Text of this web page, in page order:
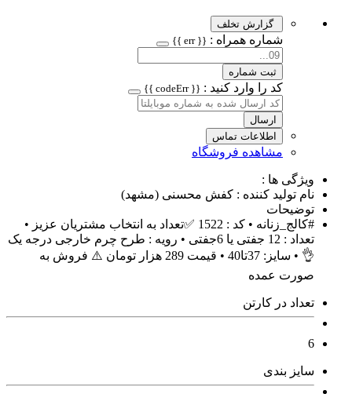
گزارش تخلف
شماره همراه : {{ err }}
ثبت شماره
کد را وارد کنید : {{ codeErr }}
ارسال
اطلاعات تماس
مشاهده فروشگاه
ویژگی ها :
نام تولید کننده : کفش محسنی (مشهد)
توضیحات
#کالج_زنانه • کد : 1522 ✅️تعداد به انتخاب مشتریان عزیز •
تعداد : 12 جفتی یا 6جفتی • رویه : طرح چرم خارجی درجه یک
👌 • سایز: 37تا40 • قیمت 289 هزار تومان ⚠️ فروش به
صورت عمده
تعداد در کارتن
6
سایز بندی